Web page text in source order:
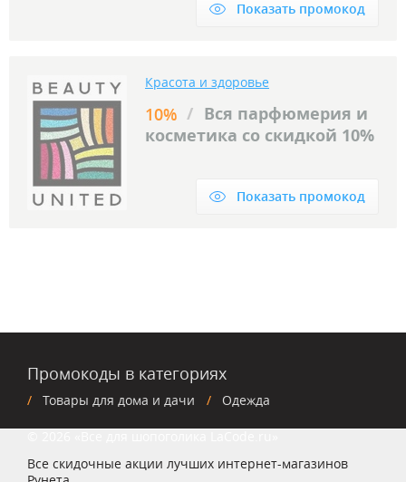
Показать промокод
Красота и здоровье
10% / Вся парфюмерия и
косметика со скидкой 10%
Показать промокод
Промокоды в категориях
Товары для дома и дачи Одежда
Все скидочные акции лучших интернет-магазинов